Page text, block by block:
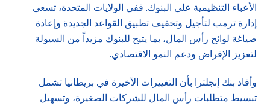
الأعباء التنظيمية على البنوك. ففي الولايات المتحدة، تسعى
إدارة ترمب لتأجيل وتخفيف تطبيق القواعد الجديدة وإعادة
صياغة لوائح رأس المال، بما يتيح للبنوك مزيداً من السيولة
لتعزيز الإقراض ودعم النمو الاقتصادي.
وأفاد بنك إنجلترا بأن التغييرات الأخيرة في بريطانيا تشمل
تبسيط متطلبات رأس المال للشركات الصغيرة، وتسهيل